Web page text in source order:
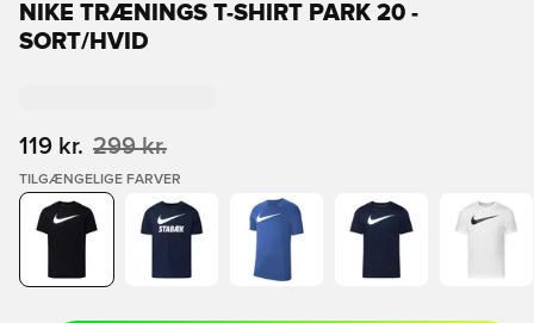
NIKE TRÆNINGS T-SHIRT PARK 20 -
SORT/HVID
119 kr. 299 kr.
TILGÆNGELIGE FARVER